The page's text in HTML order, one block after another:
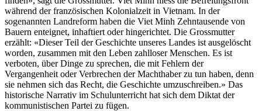
während der französischen Kolonialzeit in Vietnam. In der
sogenannten Landreform haben die Viet Minh Zehntausende von
Bauern enteignet, inhaftiert oder hingerichtet. Die Grossmutter
erzählt: «Dieser Teil der Geschichte unseres Landes ist ausgelöscht
worden, zusammen mit den Leben zahlloser Menschen. Es ist
verboten, über Dinge zu sprechen, die mit Fehlern der
Vergangenheit oder Verbrechen der Machthaber zu tun haben, denn
sie nehmen sich das Recht, die Geschichte umzuschreiben.» Das
historische Narrativ im Schulunterricht hat sich dem Diktat der
kommunistischen Partei zu fügen.